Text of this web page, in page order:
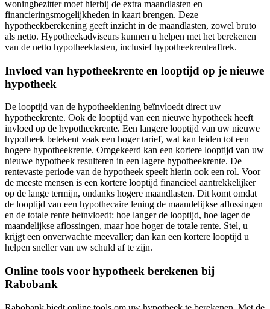
woningbezitter moet hierbij de extra maandlasten en
financieringsmogelijkheden in kaart brengen. Deze
hypotheekberekening geeft inzicht in de maandlasten, zowel bruto
als netto. Hypotheekadviseurs kunnen u helpen met het berekenen
van de netto hypotheeklasten, inclusief hypotheekrenteaftrek.
Invloed van hypotheekrente en looptijd op je nieuwe
hypotheek
De looptijd van de hypotheeklening beïnvloedt direct uw
hypotheekrente. Ook de looptijd van een nieuwe hypotheek heeft
invloed op de hypotheekrente. Een langere looptijd van uw nieuwe
hypotheek betekent vaak een hoger tarief, wat kan leiden tot een
hogere hypotheekrente. Omgekeerd kan een kortere looptijd van uw
nieuwe hypotheek resulteren in een lagere hypotheekrente. De
rentevaste periode van de hypotheek speelt hierin ook een rol. Voor
de meeste mensen is een kortere looptijd financieel aantrekkelijker
op de lange termijn, ondanks hogere maandlasten. Dit komt omdat
de looptijd van een hypothecaire lening de maandelijkse aflossingen
en de totale rente beïnvloedt: hoe langer de looptijd, hoe lager de
maandelijkse aflossingen, maar hoe hoger de totale rente. Stel, u
krijgt een onverwachte meevaller; dan kan een kortere looptijd u
helpen sneller van uw schuld af te zijn.
Online tools voor hypotheek berekenen bij
Rabobank